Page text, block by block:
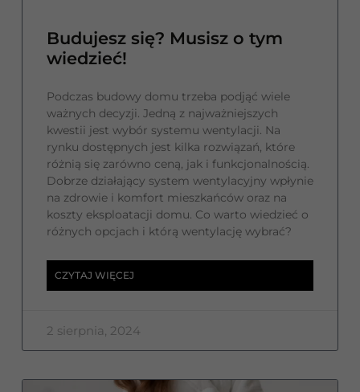
Budujesz się? Musisz o tym
wiedzieć!
Podczas budowy domu trzeba podjąć wiele
ważnych decyzji. Jedną z najważniejszych
kwestii jest wybór systemu wentylacji. Na
rynku dostępnych jest kilka rozwiązań, które
różnią się zarówno ceną, jak i funkcjonalnością.
Dobrze działający system wentylacyjny wpłynie
na zdrowie i komfort mieszkańców oraz na
koszty eksploatacji domu. Co warto wiedzieć o
różnych opcjach i którą wentylację wybrać?
CZYTAJ WIĘCEJ
2 sierpnia, 2024